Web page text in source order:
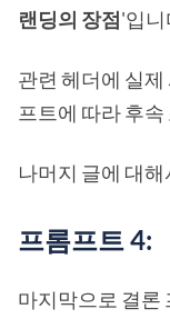
랜딩의 장점'입니
관련 헤더에 실
프트에 따라 후
나머지 글에 대
프롬프트 4:
마지막으로 결론